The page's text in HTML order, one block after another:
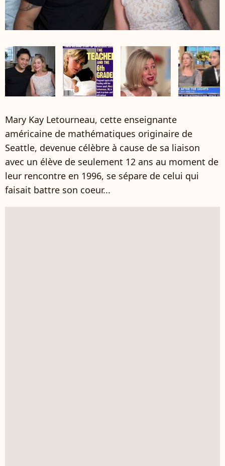
Mary Kay Letourneau, cette enseignante
américaine de mathématiques originaire de
Seattle, devenue célèbre à cause de sa liaison
avec un élève de seulement 12 ans au moment de
leur rencontre en 1996, se sépare de celui qui
faisait battre son coeur...